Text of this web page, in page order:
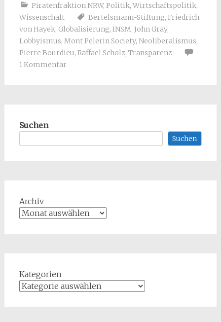
Piratenfraktion NRW, Politik, Wirtschaftspolitik,
Wissenschaft
Bertelsmann-Stiftung, Friedrich
von Hayek, Globalisierung, INSM, John Gray,
Lobbyismus, Mont Pelerin Society, Neoliberalismus,
Pierre Bourdieu, Raffael Scholz, Transparenz
1 Kommentar
Suchen
Suchen
Archiv
Kategorien